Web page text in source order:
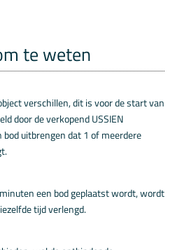
te weten
verschillen, dit is voor de start van
door de verkopend USSIEN
bod uitbrengen dat 1 of meerdere
een bod geplaatst wordt, wordt
tijd verlengd.